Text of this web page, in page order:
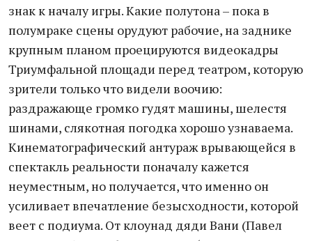
знак к началу игры. Какие полутона – пока в
полумраке сцены орудуют рабочие, на заднике
крупным планом проецируются видеокадры
Триумфальной площади перед театром, которую
зрители только что видели воочию:
раздражающе громко гудят машины, шелестя
шинами, слякотная погодка хорошо узнаваема.
Кинематографический антураж врывающейся в
спектакль реальности поначалу кажется
неуместным, но получается, что именно он
усиливает впечатление безысходности, которой
веет с подиума. От клоунад дяди Вани (Павел